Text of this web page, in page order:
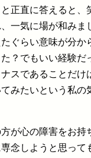
正直に答えると、
一気に場が和みま
ぐらい意味が分か
？でもいい経験だ
スであることだ
みたいという私
が心の障害をお持
念しようと思っ